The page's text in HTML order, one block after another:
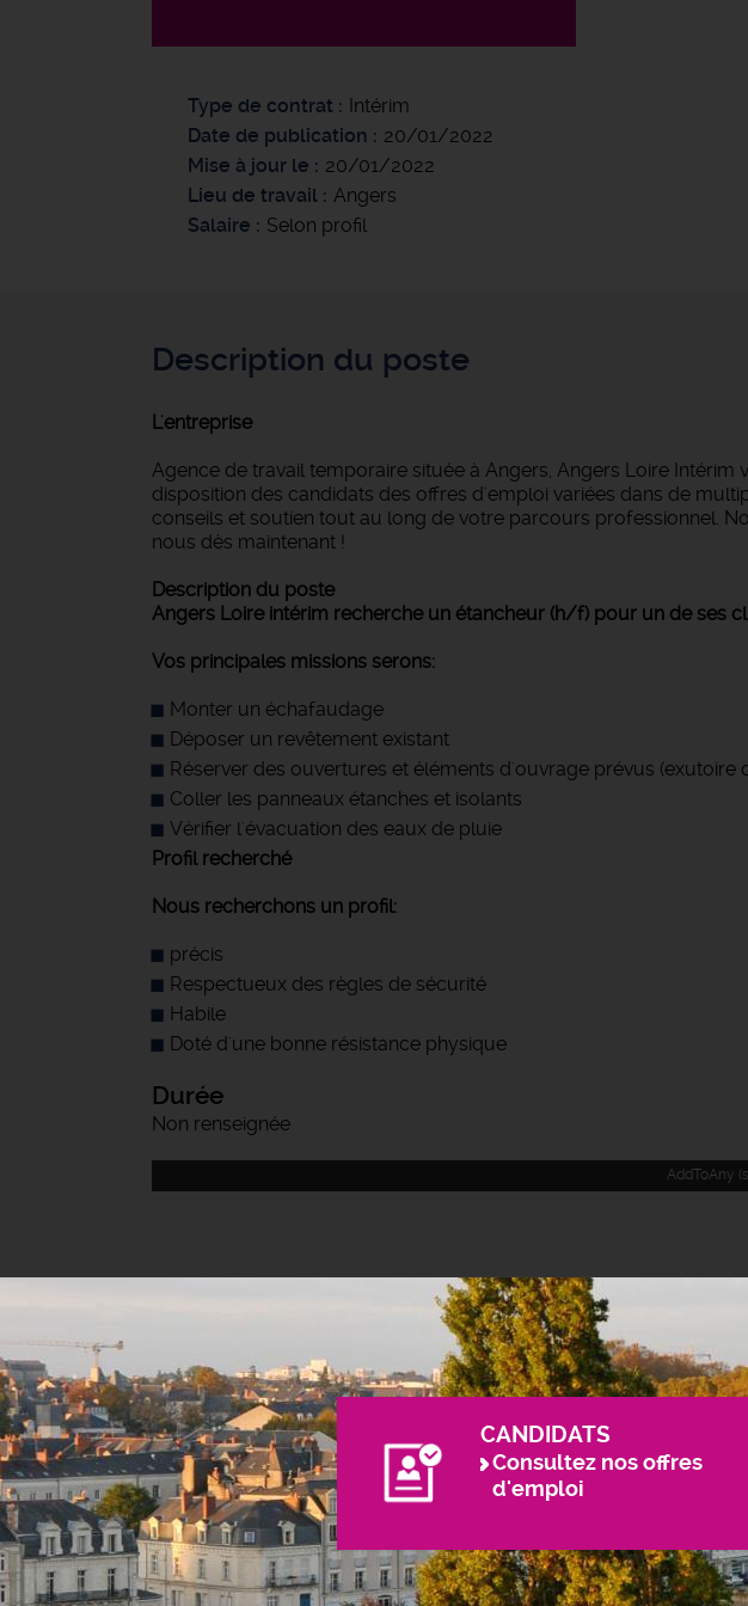
Type de contrat
Intérim
Date de publication
20/01/2022
Mise à jour le
20/01/2022
Lieu de travail
Angers
Salaire
Selon profil
Description du poste
L'entreprise
Agence de travail temporaire située à Angers, Angers Loire Intérim
disposition des candidats des offres d'emploi variées dans de
conseils et soutien tout au long de votre parcours professionnel.
nous dès maintenant !
Description du poste
Angers Loire intérim recherche un étancheur (h/f) pour un de ses
Vos principales missions serons:
Monter un échafaudage
Déposer un revêtement existant
Réserver des ouvertures et éléments d'ouvrage prévus (exutoire
Coller les panneaux étanches et isolants
Vérifier l'évacuation des eaux de pluie
Profil recherché
Nous recherchons un profil:
précis
Respectueux des règles de sécurité
Habile
Doté d'une bonne résistance physique
Durée
Non renseignée
AddToAny
CANDIDATS
Consultez nos offres
d'emploi